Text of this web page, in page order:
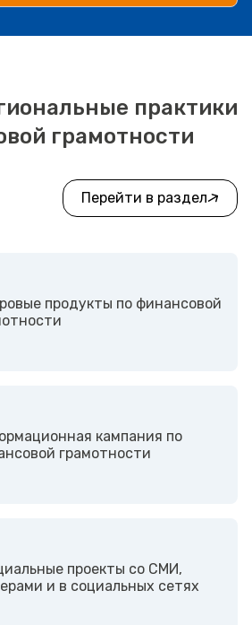
практики
грамотности
Перейти в раздел
продукты по финансовой
кампания по
грамотности
проекты со СМИ,
и в социальных сетях